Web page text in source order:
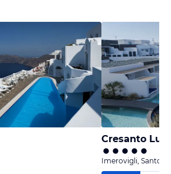
Cresanto
Imerovigli,